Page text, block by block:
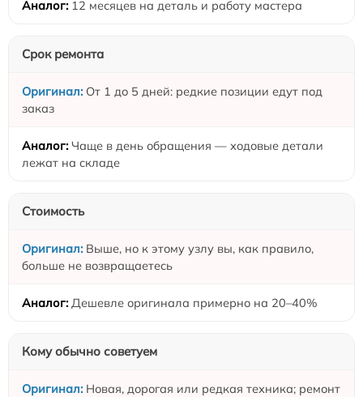
12 месяцев на деталь и работу мастера
Срок ремонта
От 1 до 5 дней: редкие позиции едут под
заказ
Чаще в день обращения — ходовые детали
лежат на складе
Стоимость
Выше, но к этому узлу вы, как правило,
больше не возвращаетесь
Дешевле оригинала примерно на 20–40%
Кому обычно советуем
Новая, дорогая или редкая техника; ремонт